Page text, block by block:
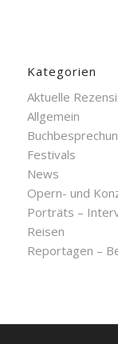
Kategorien
Aktuelle
Allgemein
Festivals
News
Opern- und
Porträts –
Reisen
Reportagen –